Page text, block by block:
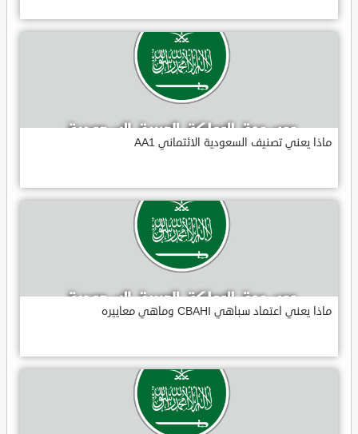
ماذا يعني تصنيف السعودية الائتماني AA1
ماذا يعني اعتماد سباهي CBAHI وماهي معاييره